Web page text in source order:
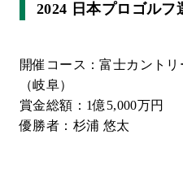
2024 日本プロゴルフ
開催コース：富士カント
（岐阜）
賞金総額：1億5,000万円
優勝者：杉浦 悠太